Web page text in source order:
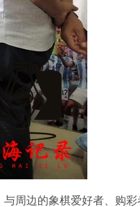
周边的象棋爱好者、购